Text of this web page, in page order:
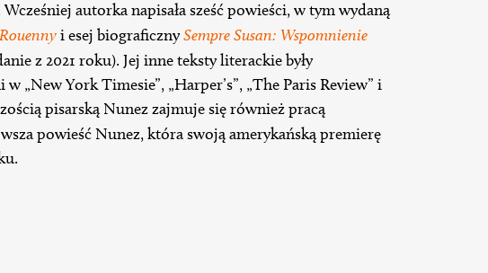
autorka napisała sześć powieści, w tym wydaną
i esej biograficznySempre Susan: Wspomnienie
z 2021 roku). Jej inne teksty literackie były
„New York Timesie”, „Harper’s”, „The Paris Review” i
pisarską Nunez zajmuje się również pracą
powieść Nunez, która swoją amerykańską premierę